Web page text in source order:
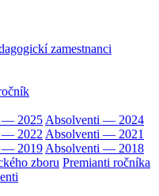
zamestnanci
— 2025 Absolventi — 2024
— 2022 Absolventi — 2021
— 2019 Absolventi — 2018
zboru Premianti ročníka